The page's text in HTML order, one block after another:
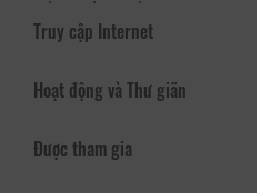
Truy cập Internet
Hoạt động và Thư giãn
Được tham gia